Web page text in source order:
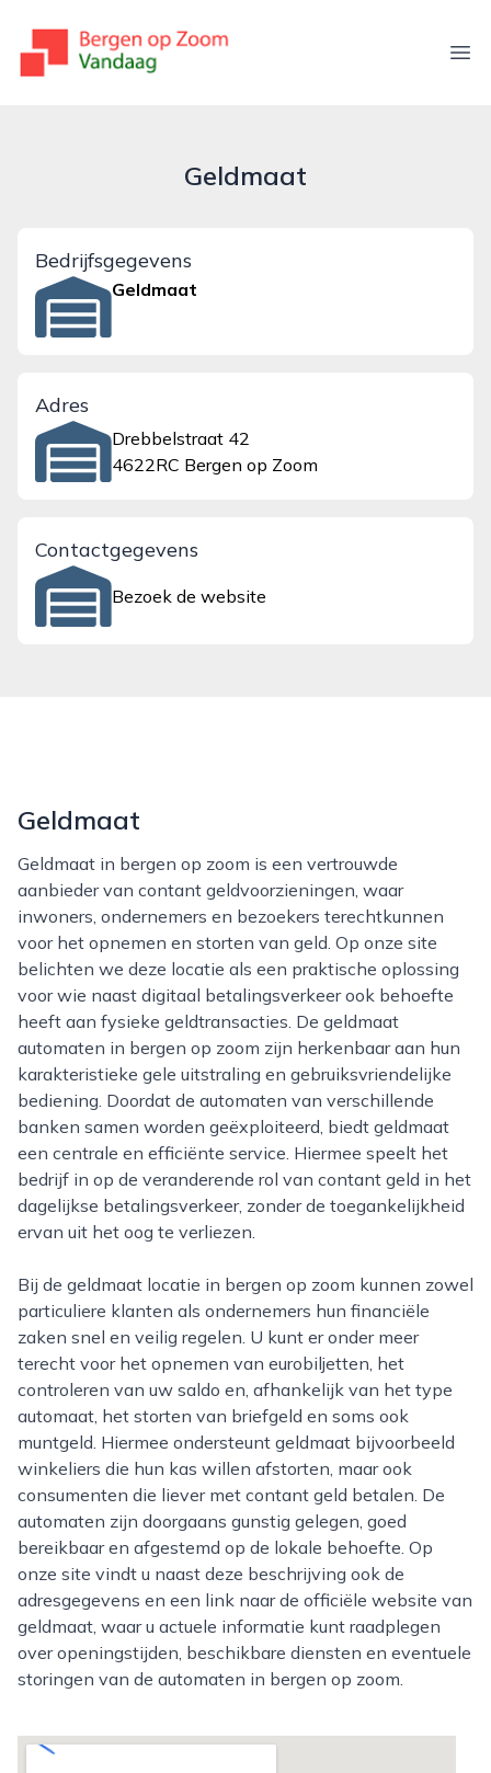
bergenopzoomvandaag.nl
Geldmaat
Bedrijfsgegevens
Geldmaat
Adres
Drebbelstraat 42
4622RC Bergen op Zoom
Contactgegevens
Bezoek de website
Geldmaat
Geldmaat in bergen op zoom is een vertrouwde
aanbieder van contant geldvoorzieningen, waar
inwoners, ondernemers en bezoekers terechtkunnen
voor het opnemen en storten van geld. Op onze site
belichten we deze locatie als een praktische oplossing
voor wie naast digitaal betalingsverkeer ook behoefte
heeft aan fysieke geldtransacties. De geldmaat
automaten in bergen op zoom zijn herkenbaar aan hun
karakteristieke gele uitstraling en gebruiksvriendelijke
bediening. Doordat de automaten van verschillende
banken samen worden geëxploiteerd, biedt geldmaat
een centrale en efficiënte service. Hiermee speelt het
bedrijf in op de veranderende rol van contant geld in het
dagelijkse betalingsverkeer, zonder de toegankelijkheid
ervan uit het oog te verliezen.
Bij de geldmaat locatie in bergen op zoom kunnen zowel
particuliere klanten als ondernemers hun financiële
zaken snel en veilig regelen. U kunt er onder meer
terecht voor het opnemen van eurobiljetten, het
controleren van uw saldo en, afhankelijk van het type
automaat, het storten van briefgeld en soms ook
muntgeld. Hiermee ondersteunt geldmaat bijvoorbeeld
winkeliers die hun kas willen afstorten, maar ook
consumenten die liever met contant geld betalen. De
automaten zijn doorgaans gunstig gelegen, goed
bereikbaar en afgestemd op de lokale behoefte. Op
onze site vindt u naast deze beschrijving ook de
adresgegevens en een link naar de officiële website van
geldmaat, waar u actuele informatie kunt raadplegen
over openingstijden, beschikbare diensten en eventuele
storingen van de automaten in bergen op zoom.